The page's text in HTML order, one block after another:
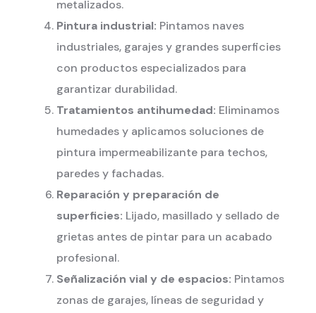
metalizados.
Pintura industrial: Pintamos naves
industriales, garajes y grandes superficies
con productos especializados para
garantizar durabilidad.
Tratamientos antihumedad: Eliminamos
humedades y aplicamos soluciones de
pintura impermeabilizante para techos,
paredes y fachadas.
Reparación y preparación de
superficies: Lijado, masillado y sellado de
grietas antes de pintar para un acabado
profesional.
Señalización vial y de espacios: Pintamos
zonas de garajes, líneas de seguridad y